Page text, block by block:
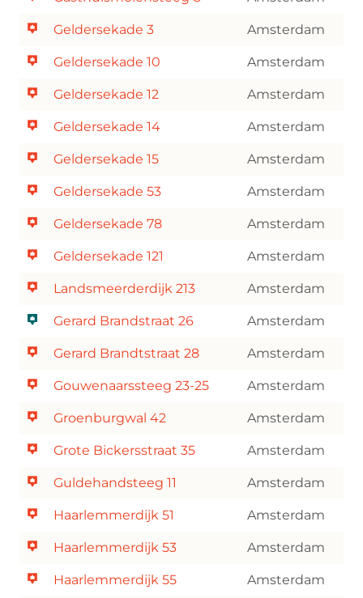
Geldersekade 3 Amsterdam
Geldersekade 10 Amsterdam
Geldersekade 12 Amsterdam
Geldersekade 14 Amsterdam
Geldersekade 15 Amsterdam
Geldersekade 53 Amsterdam
Geldersekade 78 Amsterdam
Geldersekade 121 Amsterdam
Landsmeerderdijk 213 Amsterdam
Gerard Brandstraat 26 Amsterdam
Gerard Brandtstraat 28 Amsterdam
Gouwenaarssteeg 23-25 Amsterdam
Groenburgwal 42 Amsterdam
Grote Bickersstraat 35 Amsterdam
Guldehandsteeg 11 Amsterdam
Haarlemmerdijk 51 Amsterdam
Haarlemmerdijk 53 Amsterdam
Haarlemmerdijk 55 Amsterdam